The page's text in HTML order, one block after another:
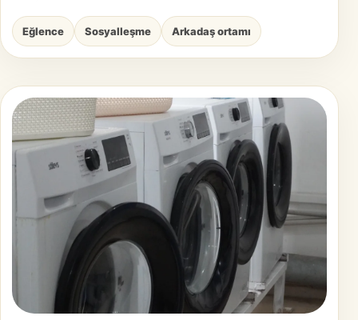
Eğlence Sosyalleşme Arkadaş ortamı